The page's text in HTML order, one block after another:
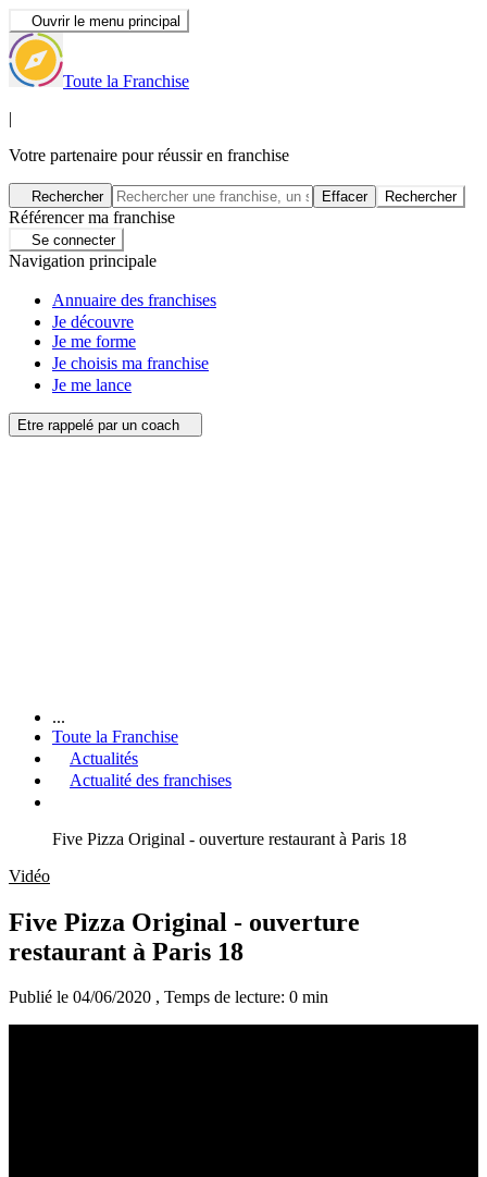
Ouvrir le menu principal
Toute la Franchise
|
Votre partenaire pour réussir en franchise
Rechercher Effacer Rechercher
Référencer ma franchise
Se connecter
Navigation principale
Annuaire des franchises
Je découvre
Je me forme
Je choisis ma franchise
Je me lance
Etre rappelé par un coach
...
Toute la Franchise
Actualités
Actualité des franchises
Five Pizza Original - ouverture restaurant à Paris 18
Vidéo
Five Pizza Original - ouverture
restaurant à Paris 18
Publié le 04/06/2020 , Temps de lecture: 0 min